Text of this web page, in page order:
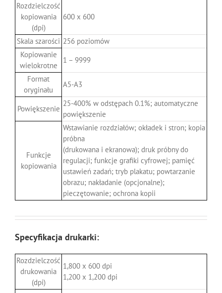
Rozdzielczość
kopiowania
(dpi)
600 x 600
Skala szarości 256 poziomów
Kopiowanie
wielokrotne
1 – 9999
Format
oryginału
A5-A3
Powiększenie
25-400% w odstępach 0.1%; automatyczne
powiększenie
Funkcje
kopiowania
Wstawianie rozdziałów; okładek i stron; kopia
próbna
(drukowana i ekranowa); druk próbny do
regulacji; funkcje grafiki cyfrowej; pamięć
ustawień zadań; tryb plakatu; powtarzanie
obrazu; nakładanie (opcjonalne);
pieczętowanie; ochrona kopii
Specyfikacja drukarki:
Rozdzielczość
drukowania
(dpi)
1,800 x 600 dpi
1,200 x 1,200 dpi